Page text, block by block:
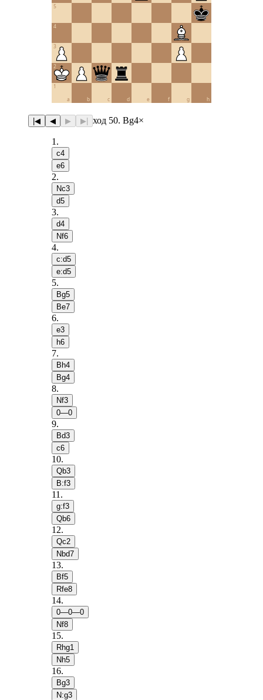
a b c d e f g h
1
2
3
4
5
|◀ ◀ ▶ ▶| ход 50. Bg4×
1 .
c4
e6
2.
Nc3
d5
3.
d4
Nf6
4.
c:d5
e:d5
5.
Bg5
Be7
6.
e3
h6
7.
Bh4
Bg4
8.
Nf3
0—0
9.
Bd3
c6
10.
Qb3
B:f3
11 .
g:f3
Qb6
12.
Qc2
Nbd7
13.
Bf5
Rfe8
14.
0—0—0
Nf8
15.
Rhg1
Nh5
16.
Bg3
N:g3